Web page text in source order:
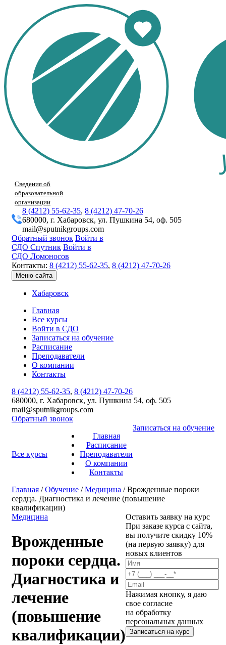
Сведения об
образовательной
организации
8 (4212) 55-62-35, 8 (4212) 47-70-26
680000, г. Хабаровск, ул. Пушкина 54, оф. 505
mail@sputnikgroups.com
Обратный звонок Войти в
СДО Спутник Войти в
СДО Ломоносов
Контакты: 8 (4212) 55-62-35, 8 (4212) 47-70-26
Меню сайта
Хабаровск
Главная
Все курсы
Войти в СДО
Записаться на обучение
Расписание
Преподаватели
О компании
Контакты
8 (4212) 55-62-35, 8 (4212) 47-70-26
680000, г. Хабаровск, ул. Пушкина 54, оф. 505
mail@sputnikgroups.com
Обратный звонок
Все курсы
Главная
Расписание
Преподаватели
О компании
Контакты
Записаться на обучение
Главная /Обучение /Медицина / Врожденные пороки
сердца. Диагностика и лечение (повышение
квалификации)
Медицина
Врожденные
пороки сердца.
Диагностика и
лечение
(повышение
квалификации)
Оставить заявку на курс
При заказе курса с сайта,
вы получите скидку 10%
(на первую заявку) для
новых клиентов
Нажимая кнопку, я даю
свое согласие
на обработку
персональных данных
Записаться на курс